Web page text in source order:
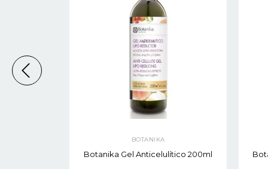
BOTANIKA
Botanika Gel Anticelulítico 200ml